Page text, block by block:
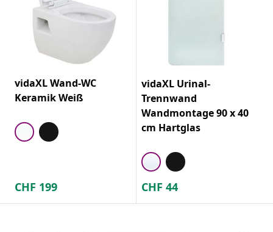
vidaXL Wand-WC
Keramik Weiß
CHF 199
vidaXL Urinal-
Trennwand
Wandmontage 90 x 40
cm Hartglas
CHF 44